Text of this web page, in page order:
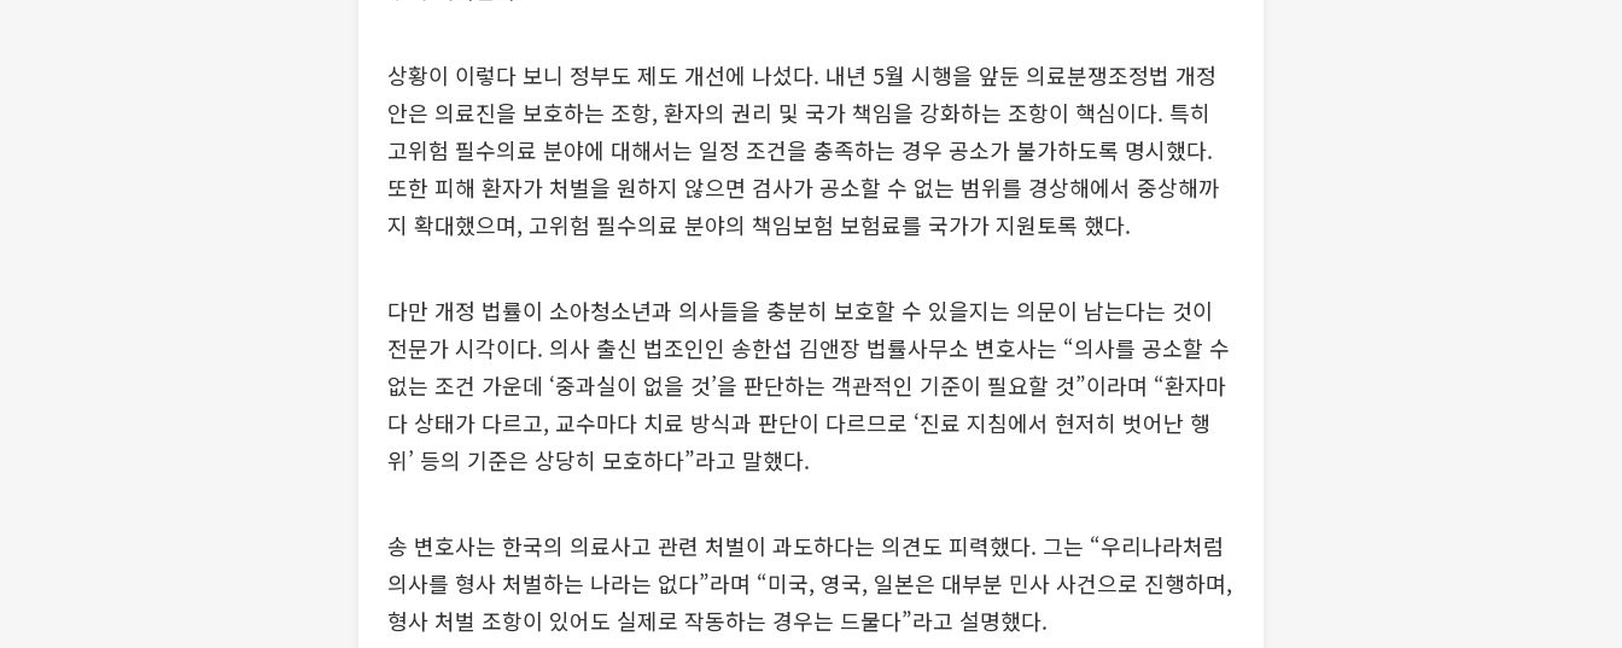
상황이 이렇다 보니 정부도 제도 개선에 나섰다. 내년 5월 시행을 앞둔 의료분쟁조정법 개정
안은 의료진을 보호하는 조항, 환자의 권리 및 국가 책임을 강화하는 조항이 핵심이다. 특히
고위험 필수의료 분야에 대해서는 일정 조건을 충족하는 경우 공소가 불가하도록 명시했다.
또한 피해 환자가 처벌을 원하지 않으면 검사가 공소할 수 없는 범위를 경상해에서 중상해까
지 확대했으며, 고위험 필수의료 분야의 책임보험 보험료를 국가가 지원토록 했다.
다만 개정 법률이 소아청소년과 의사들을 충분히 보호할 수 있을지는 의문이 남는다는 것이
전문가 시각이다. 의사 출신 법조인인 송한섭 김앤장 법률사무소 변호사는 “의사를 공소할 수
없는 조건 가운데 ‘중과실이 없을 것’을 판단하는 객관적인 기준이 필요할 것”이라며 “환자마
다 상태가 다르고, 교수마다 치료 방식과 판단이 다르므로 ‘진료 지침에서 현저히 벗어난 행
위’ 등의 기준은 상당히 모호하다”라고 말했다.
송 변호사는 한국의 의료사고 관련 처벌이 과도하다는 의견도 피력했다. 그는 “우리나라처럼
의사를 형사 처벌하는 나라는 없다”라며 “미국, 영국, 일본은 대부분 민사 사건으로 진행하며,
형사 처벌 조항이 있어도 실제로 작동하는 경우는 드물다”라고 설명했다.